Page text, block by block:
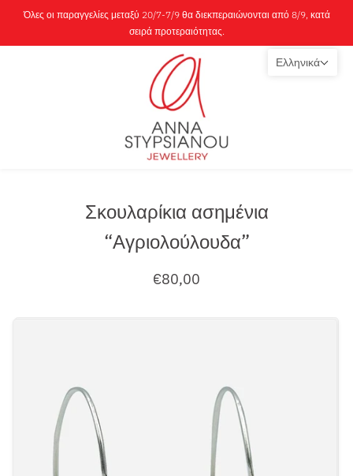
Όλες οι παραγγελίες μεταξύ 20/7-7/9 θα διεκπεραιώνονται από 8/9, κατά
σειρά προτεραιότητας.
Σκουλαρίκια ασημένια
“Αγριολούλουδα”
€80,00
Ελληνικά